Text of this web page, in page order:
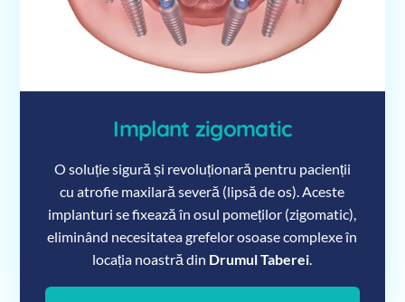
Implant zigomatic
O soluție sigură și revoluționară pentru pacienții
cu atrofie maxilară severă (lipsă de os). Aceste
implanturi se fixează în osul pomeților (zigomatic),
eliminând necesitatea grefelor osoase complexe în
locația noastră din Drumul Taberei.